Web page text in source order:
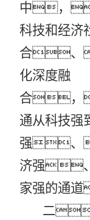
中，
科技和经济
合、
化深度融
合
通从科技强
强
济强
家强的通
二